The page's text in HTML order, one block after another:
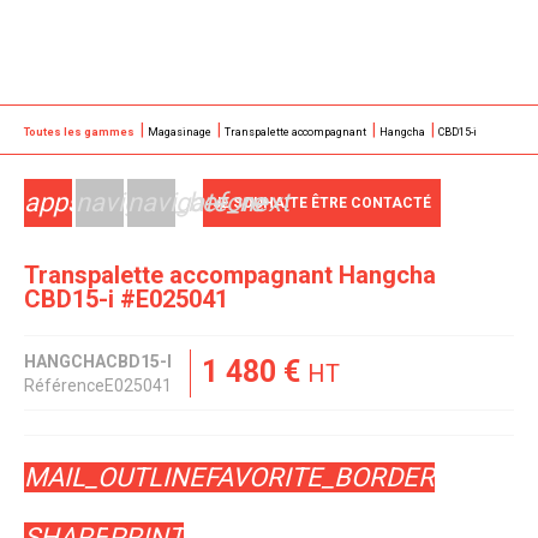
Toutes les gammes Magasinage Transpalette accompagnant Hangcha CBD15-i
Transpalette accompagnant Hangcha
CBD15-i #E025041
appsnavigate_before
navigate_nextJE SOUHAITE ÊTRE CONTACTÉ
HANGCHACBD15-I
RéférenceE025041 1 480 € HT
FAVORITE_BORDER
MAIL_OUTLINE